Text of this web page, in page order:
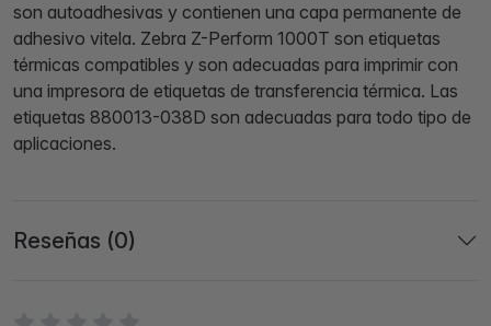
son autoadhesivas y contienen una capa permanente de
adhesivo vitela. Zebra Z-Perform 1000T son etiquetas
térmicas compatibles y son adecuadas para imprimir con
una impresora de etiquetas de transferencia térmica. Las
etiquetas 880013-038D son adecuadas para todo tipo de
aplicaciones.
Reseñas (0)